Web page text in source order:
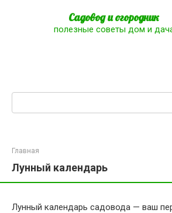
Садовод и огородник
полезные советы дом и
Главная
Лунный календарь
Лунный календарь садовода — ваш